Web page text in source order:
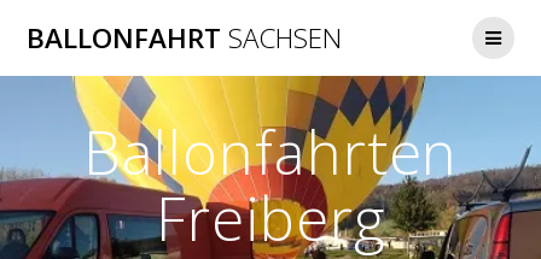
Inhalt
BALLONFAHRT SACHSEN
Ballonfahrten
Freiberg